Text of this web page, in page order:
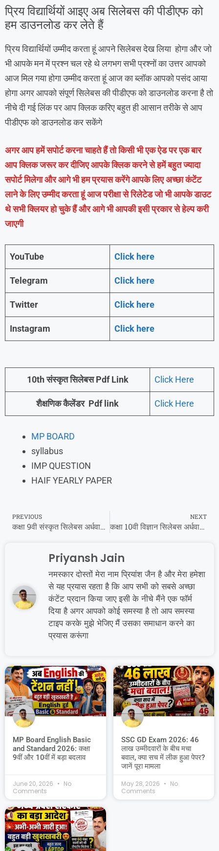
प्रिय विद्यार्थियों आइए अब सिलेबस की पीडीएफ को
हम डाउनलोड कर लेते हैं
प्रिय विद्यार्थियों उम्मीद करता हूं आपने सिलेबस देख लिया होगा और जो
भी आपके मन में प्रश्न चल रहे थे लगभग सभी प्रश्नों का उत्तर आपको
आज मिल गया होगा उम्मीद करता हूं आज का ब्लॉक आपको पसंद आया
होगा अगर आपको संपूर्ण सिलेबस की पीडीएफ को डाउनलोड करना है तो
नीचे दी गई लिंक पर आप क्लिक करिए बहुत ही आसान तरीके से आप
पीडीएफ को डाउनलोड कर सकेंगे
अगर आप हमें सपोर्ट करना चाहते हैं तो किसी भी एक ऐड पर एक बार
आप क्लिक जरूर कर दीजिए आपके क्लिक करने से हमें बहुत ज्यादा
सपोर्ट मिलेगा और आगे भी हम प्रयास करेंगे आपके लिए अच्छा कंटेंट
लाने के लिए उम्मीद करता हूं आज परीक्षा से रिलेटेड जो भी आपके डाउट
थे सभी क्लियर हो चुके हैं और आगे भी आपकी इसी प्रकार से हेल्प करी
जाएगी
YouTube Click here
Telegram Click here
Twitter Click here
Instagram Click here
10th संस्कृतसिलेबस Pdf Link Click Here
शैक्षणिक कैलेंडर Pdf link Click Here
MP BOARD
syllabus
IMP QUESTION
HAIF YEARLY PAPER
PREVIOUS
कक्षा 9वी संस्कृत सिलेबस अर्धवार्षिक परीक्षा 2023 I class 9th Sanskrit half yearly exam syllabus 2023 MP Board
NEXT
कक्षा 10वी विज्ञान सिलेबस अर्धवार्षिक परीक्षा 2023 | class 10th Science half yearly exam syllabus 2023 MP Board
Priyansh Jain
नमस्कार दोस्तों मेरा नाम प्रियांश जैन है और मेरा हमेशा
से यह प्रयास रहता है कि आप सभी को सबसे अच्छा
कंटेंट प्रदान किया जाए इसी के नीचे मैंने एक फॉर्म
दिया है अगर आपको कोई समस्या है तो आप समस्या
टाइप करके मुझे भेजिए मैं उसका समाधान करने का
प्रयास करूंगा
MP Board English Basic
and Standard 2026: कक्षा
9वीं और 10वीं में बड़ा बदलाव
June 20, 2026
No
Comments
SSC GD Exam 2026: 46
लाख उम्मीदवारों के बीच मचा
बवाल, क्या सच में लीक हुआ पेपर?
जानें पूरा मामला
May 28, 2026
No
Comments